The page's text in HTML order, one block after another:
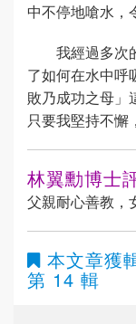
中不停地嗆水，
我經過多次
了如何在水中呼
敗乃成功之母」
只要我堅持不懈
林翼勳博士
父親耐心善教，
本文章獲
第 14 輯